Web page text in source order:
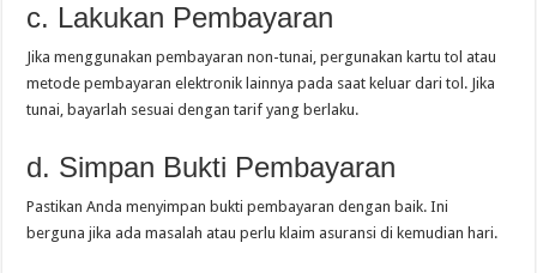
c. Lakukan Pembayaran
Jika menggunakan pembayaran non-tunai, pergunakan kartu tol atau
metode pembayaran elektronik lainnya pada saat keluar dari tol. Jika
tunai, bayarlah sesuai dengan tarif yang berlaku.
d. Simpan Bukti Pembayaran
Pastikan Anda menyimpan bukti pembayaran dengan baik. Ini
berguna jika ada masalah atau perlu klaim asuransi di kemudian hari.